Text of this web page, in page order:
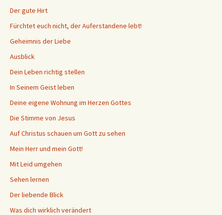
Der gute Hirt
Fürchtet euch nicht, der Auferstandene lebt!
Geheimnis der Liebe
Ausblick
Dein Leben richtig stellen
In Seinem Geist leben
Deine eigene Wohnung im Herzen Gottes
Die Stimme von Jesus
Auf Christus schauen um Gott zu sehen
Mein Herr und mein Gott!
Mit Leid umgehen
Sehen lernen
Der liebende Blick
Was dich wirklich verändert